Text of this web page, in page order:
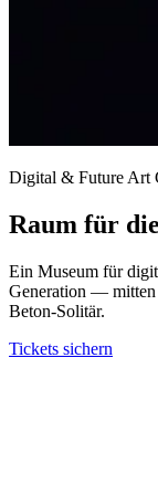
Digital & Future Art
Raum für
Ein Museum für
Generation — mitten
Beton-Solitär.
Tickets sichern